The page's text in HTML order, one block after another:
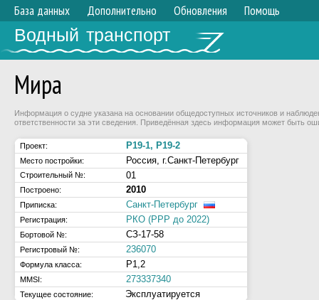
База данных Дополнительно Обновления Помощь
Водный транспорт
Мира
Информация о судне указана на основании общедоступных источников и
ответственности за эти сведения. Приведённая здесь информация может быть
Проект: Р19-1, Р19-2
Место постройки: Россия, г.Санкт-Петербург
Строительный №: 01
Построено: 2010
Приписка: Санкт-Петербург
Регистрация: РКО (РРР до 2022)
Бортовой №: СЗ-17-58
Регистровый №: 236070
Формула класса: Р1,2
MMSI: 273337340
Текущее состояние: Эксплуатируется